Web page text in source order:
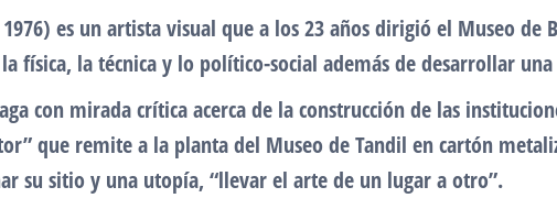
es un artista visual que a los 23 años dirigió el Museo de
física, la técnica y lo político-social además de desarrollar
con mirada crítica acerca de la construcción de las
que remite a la planta del Museo de Tandil en cartón
su sitio y una utopía, “llevar el arte de un lugar a otro”.